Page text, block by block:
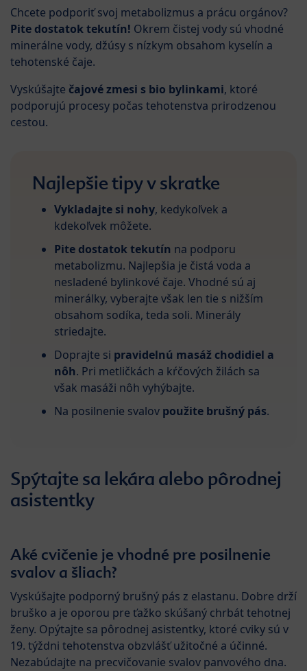
Chcete podporiť svoj metabolizmus a prácu orgánov?
Pite dostatok tekutín! Okrem čistej vody sú vhodné
minerálne vody, džúsy s nízkym obsahom kyselín a
tehotenské čaje.
Vyskúšajte čajové zmesi s bio bylinkami, ktoré
podporujú procesy počas tehotenstva prirodzenou
cestou.
Najlepšie tipy v skratke
Vykladajte si nohy, kedykoľvek a
kdekoľvek môžete.
Pite dostatok tekutín na podporu
metabolizmu. Najlepšia je čistá voda a
nesladené bylinkové čaje. Vhodné sú aj
minerálky, vyberajte však len tie s nižším
obsahom sodíka, teda soli. Minerály
striedajte.
Doprajte si pravidelnú masáž chodidiel a
nôh. Pri metličkách a kŕčových žilách sa
však masáži nôh vyhýbajte.
Na posilnenie svalov použite brušný pás.
Spýtajte sa lekára alebo pôrodnej
asistentky
Aké cvičenie je vhodné pre posilnenie
svalov a šliach?
Vyskúšajte podporný brušný pás z elastanu. Dobre drží
bruško a je oporou pre ťažko skúšaný chrbát tehotnej
ženy. Opýtajte sa pôrodnej asistentky, ktoré cviky sú v
19. týždni tehotenstva obzvlášť užitočné a účinné.
Nezabúdajte na precvičovanie svalov panvového dna.